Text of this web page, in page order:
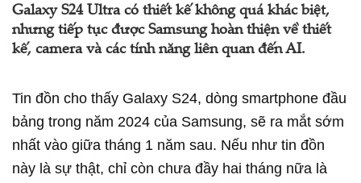
Galaxy S24 Ultra có thiết kế không quá khác biệt,
nhưng tiếp tục được Samsung hoàn thiện về thiết
kế, camera và các tính năng liên quan đến AI.
Tin đồn cho thấy Galaxy S24, dòng smartphone đầu
bảng trong năm 2024 của Samsung, sẽ ra mắt sớm
nhất vào giữa tháng 1 năm sau. Nếu như tin đồn
này là sự thật, chỉ còn chưa đầy hai tháng nữa là